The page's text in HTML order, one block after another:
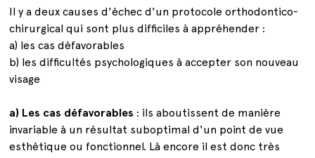
Il y a deux causes d'échec d'un protocole orthodontico-
chirurgical qui sont plus difficiles à appréhender :
a) les cas défavorables
b) les difficultés psychologiques à accepter son nouveau
visage
a) Les cas défavorables : ils aboutissent de manière
invariable à un résultat suboptimal d'un point de vue
esthétique ou fonctionnel. Là encore il est donc très